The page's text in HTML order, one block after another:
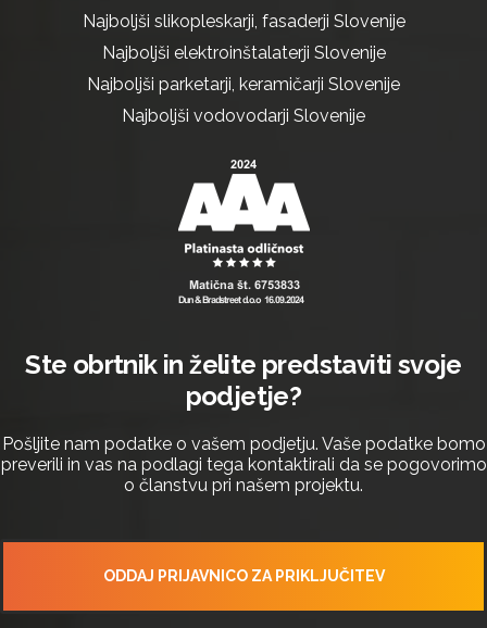
Najboljši slikopleskarji, fasaderji Slovenije
Najboljši elektroinštalaterji Slovenije
Najboljši parketarji, keramičarji Slovenije
Najboljši vodovodarji Slovenije
Ste obrtnik in želite predstaviti svoje
podjetje?
Pošljite nam podatke o vašem podjetju. Vaše podatke bomo
preverili in vas na podlagi tega kontaktirali da se pogovorimo
o članstvu pri našem projektu.
ODDAJ PRIJAVNICO ZA PRIKLJUČITEV